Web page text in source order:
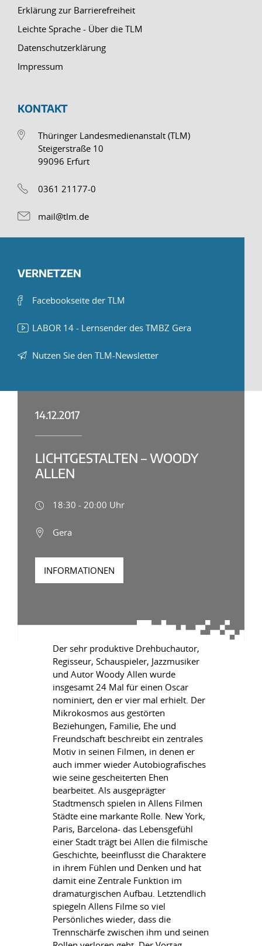
Erklärung zur Barrierefreiheit
Leichte Sprache - Über die TLM
Datenschutzerklärung
Impressum
KONTAKT
Thüringer Landesmedienanstalt (TLM)
Steigerstraße 10
99096 Erfurt
0361 21177-0
mail@tlm.de
VERNETZEN
Facebookseite der TLM
LABOR 14 - Lernsender des TMBZ Gera
Nutzen Sie den TLM-Newsletter
14.12.2017
LICHTGESTALTEN – WOODY
ALLEN
18:30 - 20:00 Uhr
Gera
INFORMATIONEN
Der sehr produktive Drehbuchautor,
Regisseur, Schauspieler, Jazzmusiker
und Autor Woody Allen wurde
insgesamt 24 Mal für einen Oscar
nominiert, den er vier mal erhielt. Der
Mikrokosmos aus gestörten
Beziehungen, Familie, Ehe und
Freundschaft beschreibt ein zentrales
Motiv in seinen Filmen, in denen er
auch immer wieder Autobiografisches
wie seine gescheiterten Ehen
bearbeitet. Als ausgeprägter
Stadtmensch spielen in Allens Filmen
Städte eine markante Rolle. New York,
Paris, Barcelona- das Lebensgefühl
einer Stadt trägt bei Allen die filmische
Geschichte, beeinflusst die Charaktere
in ihrem Fühlen und Denken und hat
damit eine Zentrale Funktion im
dramaturgischen Aufbau. Letztendlich
spiegeln Allens Filme so viel
Persönliches wieder, dass die
Trennschärfe zwischen ihm und seinen